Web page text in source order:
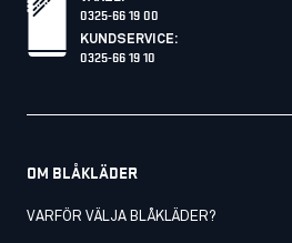
0325-66 19 00
KUNDSERVICE:
0325-66 19 10
OM BLÅKLÄDER
VARFÖR VÄLJA BLÅKLÄDER?